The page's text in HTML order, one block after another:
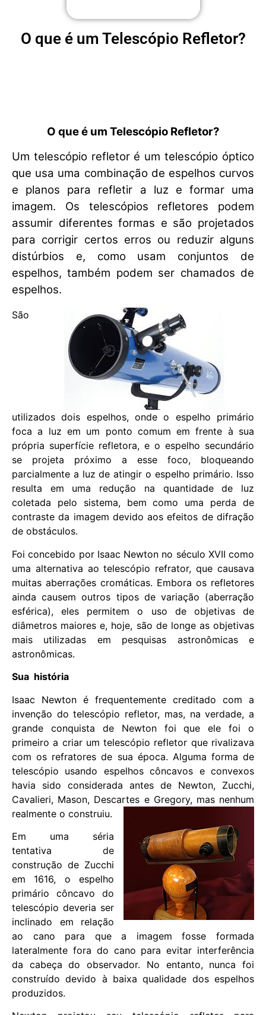
O que é um Telescópio Refletor?
O que é um Telescópio Refletor?
Um telescópio refletor é um telescópio óptico
que usa uma combinação de espelhos curvos
e planos para refletir a luz e formar uma
imagem. Os telescópios refletores podem
assumir diferentes formas e são projetados
para corrigir certos erros ou reduzir alguns
distúrbios e, como usam conjuntos de
espelhos, também podem ser chamados de
espelhos.
São
utilizados dois espelhos, onde o espelho primário
foca a luz em um ponto comum em frente à sua
própria superfície refletora, e o espelho secundário
se projeta próximo a esse foco, bloqueando
parcialmente a luz de atingir o espelho primário. Isso
resulta em uma redução na quantidade de luz
coletada pelo sistema, bem como uma perda de
contraste da imagem devido aos efeitos de difração
de obstáculos.
Foi concebido por Isaac Newton no século XVII como
uma alternativa ao telescópio refrator, que causava
muitas aberrações cromáticas. Embora os refletores
ainda causem outros tipos de variação (aberração
esférica), eles permitem o uso de objetivas de
diâmetros maiores e, hoje, são de longe as objetivas
mais utilizadas em pesquisas astronômicas e
astronômicas.
Sua história
Isaac Newton é frequentemente creditado com a
invenção do telescópio refletor, mas, na verdade, a
grande conquista de Newton foi que ele foi o
primeiro a criar um telescópio refletor que rivalizava
com os refratores de sua época. Alguma forma de
telescópio usando espelhos côncavos e convexos
havia sido considerada antes de Newton, Zucchi,
Cavalieri, Mason, Descartes e Gregory, mas nenhum
realmente o construiu.
Em uma séria
tentativa de
construção de Zucchi
em 1616, o espelho
primário côncavo do
telescópio deveria ser
inclinado em relação
ao cano para que a imagem fosse formada
lateralmente fora do cano para evitar interferência
da cabeça do observador. No entanto, nunca foi
construído devido à baixa qualidade dos espelhos
produzidos.